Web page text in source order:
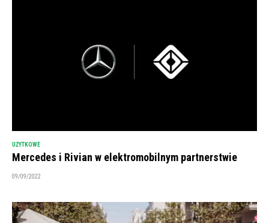
UŻYTKOWE
Mercedes i Rivian w elektromobilnym partnerstwie
09/09/2022